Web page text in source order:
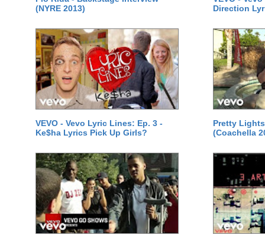
(NYRE 2013)
Direction
VEVO - Vevo Lyric Lines: Ep. 3 -
Ke$ha Lyrics Pick Up Girls?
Pretty
(Coachella